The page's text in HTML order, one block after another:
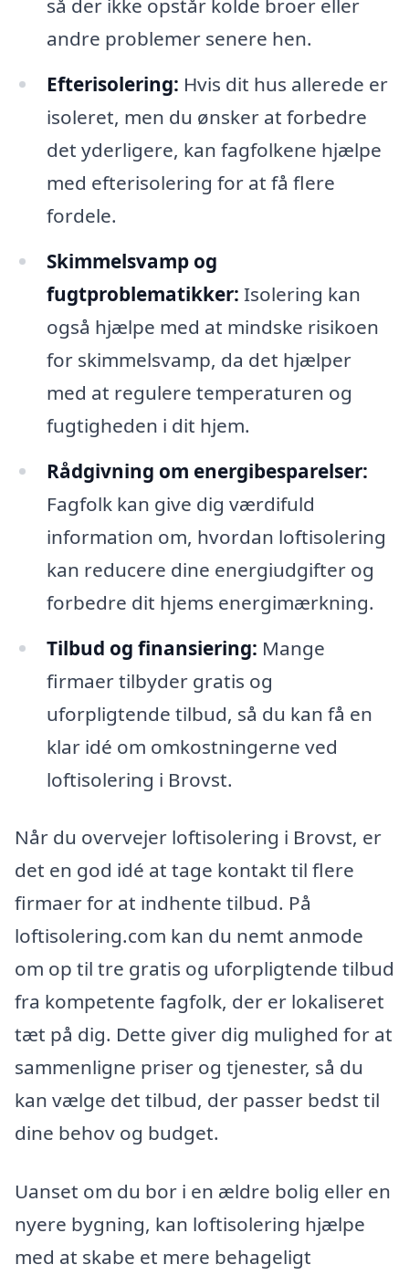
så der ikke opstår kolde broer eller
andre problemer senere hen.
Efterisolering: Hvis dit hus allerede er
isoleret, men du ønsker at forbedre
det yderligere, kan fagfolkene hjælpe
med efterisolering for at få flere
fordele.
Skimmelsvamp og
fugtproblematikker: Isolering kan
også hjælpe med at mindske risikoen
for skimmelsvamp, da det hjælper
med at regulere temperaturen og
fugtigheden i dit hjem.
Rådgivning om energibesparelser:
Fagfolk kan give dig værdifuld
information om, hvordan loftisolering
kan reducere dine energiudgifter og
forbedre dit hjems energimærkning.
Tilbud og finansiering: Mange
firmaer tilbyder gratis og
uforpligtende tilbud, så du kan få en
klar idé om omkostningerne ved
loftisolering i Brovst.
Når du overvejer loftisolering i Brovst, er
det en god idé at tage kontakt til flere
firmaer for at indhente tilbud. På
loftisolering.com kan du nemt anmode
om op til tre gratis og uforpligtende tilbud
fra kompetente fagfolk, der er lokaliseret
tæt på dig. Dette giver dig mulighed for at
sammenligne priser og tjenester, så du
kan vælge det tilbud, der passer bedst til
dine behov og budget.
Uanset om du bor i en ældre bolig eller en
nyere bygning, kan loftisolering hjælpe
med at skabe et mere behageligt